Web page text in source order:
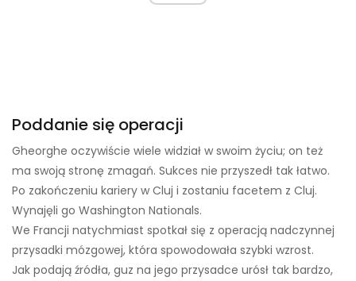
Poddanie się operacji
Gheorghe oczywiście wiele widział w swoim życiu; on też
ma swoją stronę zmagań. Sukces nie przyszedł tak łatwo.
Po zakończeniu kariery w Cluj i zostaniu facetem z Cluj.
Wynajęli go Washington Nationals.
We Francji natychmiast spotkał się z operacją nadczynnej
przysadki mózgowej, która spowodowała szybki wzrost.
Jak podają źródła, guz na jego przysadce urósł tak bardzo,